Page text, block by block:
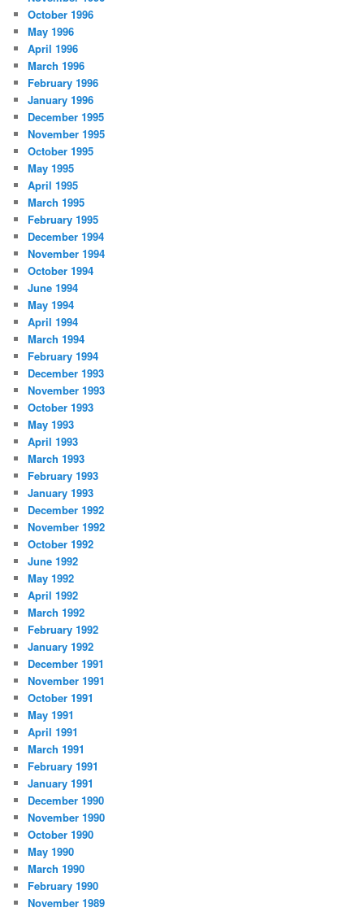
October 1996
May 1996
April 1996
March 1996
February 1996
January 1996
December 1995
November 1995
October 1995
May 1995
April 1995
March 1995
February 1995
December 1994
November 1994
October 1994
June 1994
May 1994
April 1994
March 1994
February 1994
December 1993
November 1993
October 1993
May 1993
April 1993
March 1993
February 1993
January 1993
December 1992
November 1992
October 1992
June 1992
May 1992
April 1992
March 1992
February 1992
January 1992
December 1991
November 1991
October 1991
May 1991
April 1991
March 1991
February 1991
January 1991
December 1990
November 1990
October 1990
May 1990
March 1990
February 1990
November 1989